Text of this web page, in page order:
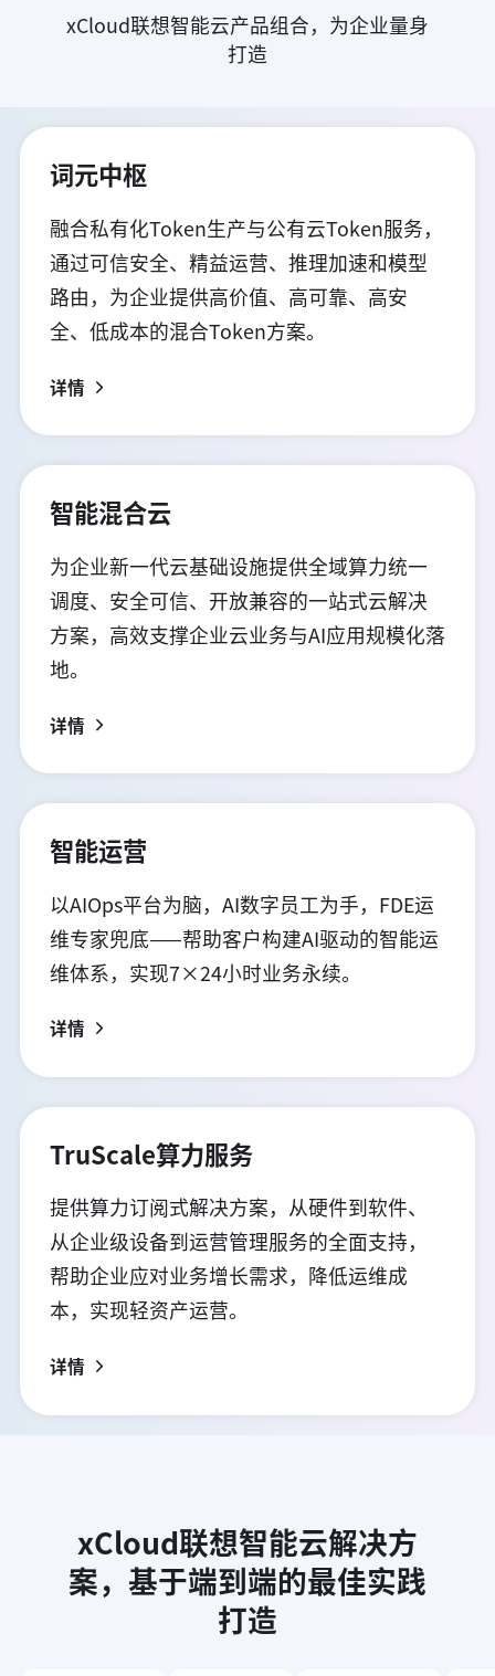
xCloud联想智能云产品组合，为企业量身
打造
词元中枢
融合私有化Token生产与公有云Token服务，
通过可信安全、精益运营、推理加速和模型
路由，为企业提供高价值、高可靠、高安
全、低成本的混合Token方案。
详情
智能混合云
为企业新一代云基础设施提供全域算力统一
调度、安全可信、开放兼容的一站式云解决
方案，高效支撑企业云业务与AI应用规模化落
地。
详情
智能运营
以AIOps平台为脑，AI数字员工为手，FDE运
维专家兜底——帮助客户构建AI驱动的智能运
维体系，实现7×24小时业务永续。
详情
TruScale算力服务
提供算力订阅式解决方案，从硬件到软件、
从企业级设备到运营管理服务的全面支持，
帮助企业应对业务增长需求，降低运维成
本，实现轻资产运营。
详情
xCloud联想智能云解决方
案，基于端到端的最佳实践
打造